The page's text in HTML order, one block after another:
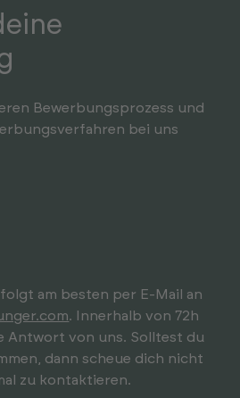
Bewer­bungs­pro­zess und
bei uns
am besten per E-Mail an
. Inner­halb von 72h
Antwort von uns. Solltest du
dann scheue dich nicht
zu kontak­tieren.